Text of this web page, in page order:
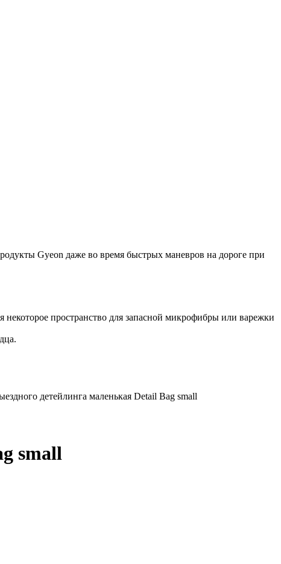
Gyeon даже во время быстрых маневров на дороге при
пространство для запасной микрофибры или варежки
детейлинга маленькая Detail Bag small
small